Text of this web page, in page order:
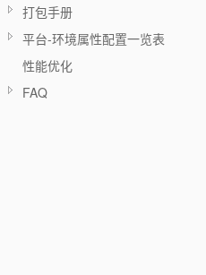
打包手册
平台-环境属性配置一览表
性能优化
FAQ